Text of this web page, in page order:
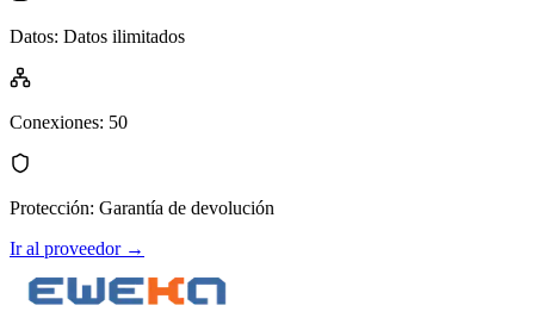
Datos: Datos ilimitados
Conexiones: 50
Protección: Garantía de devolución
Ir al proveedor→